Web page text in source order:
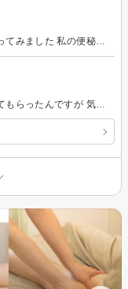
昔からひどい便秘の為、 友人にすすめられて行ってみました 私の便秘の原因や それによって起こっている症状などをお話しして下さって とても納得しました 何をやってもダメだったので しばらく通っていきたいと思いますので 宜しくお願い致しますm(__)m
この前はありがとうございました 太ももをやってもらったんですが 気持ちいいのと痛いのが混ざりつつ 効果が出そうな予感がビシビシときます(ﾟдﾟ) 担当者さんから聞いた通り 1週間後位にはパンツが少し緩くなったのを実感!! サロンも音楽や雰囲気がとても良くて 眠くなります(笑) 担当して頂いたのが店長さんでしたが 私のつたない質問にも的確に答えてくれて 職人さんのような感じで カッコいいです(^-^) 11月に通う相談で伺うので また宜しくお願いします!!